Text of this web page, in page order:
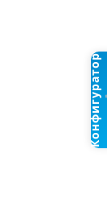
Конфигуратор